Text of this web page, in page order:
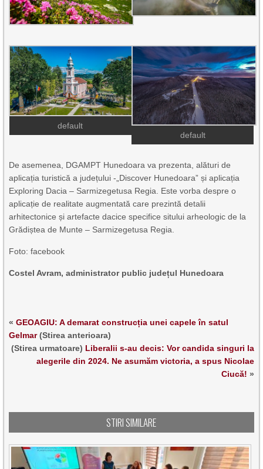
default
default
De asemenea, DGAMPT Hunedoara va prezenta, alături de
aplicația turistică a județului -„Discover Hunedoara” și aplicația
Exploring Dacia – Sarmizegetusa Regia. Este vorba despre o
aplicație de realitate augmentată care prezintă detalii
arhitectonice și artefacte dacice specifice sitului arheologic de la
Grădiștea de Munte – Sarmizegetusa Regia.
Foto: facebook
Costel Avram, administrator public județul Hunedoara
«GEOAGIU: A demarat construcția unei capele în satul
Gelmar(Stirea anterioara)
(Stirea urmatoare) Liberalii s-au decis: Vor candida singuri la
alegerile din 2024. Ne asumăm victoria, a spus Nicolae
Ciucă! »
STIRI SIMILARE